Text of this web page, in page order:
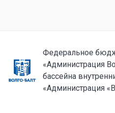
Федеральное
«Администрация
бассейна
«Администрация